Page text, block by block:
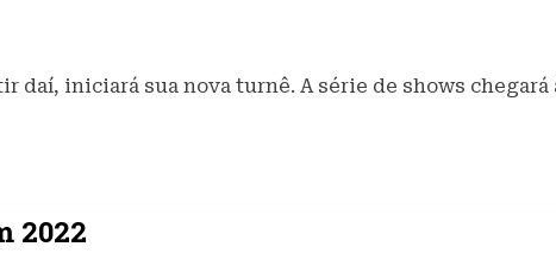
daí, iniciará sua nova turnê. A série de shows
2022